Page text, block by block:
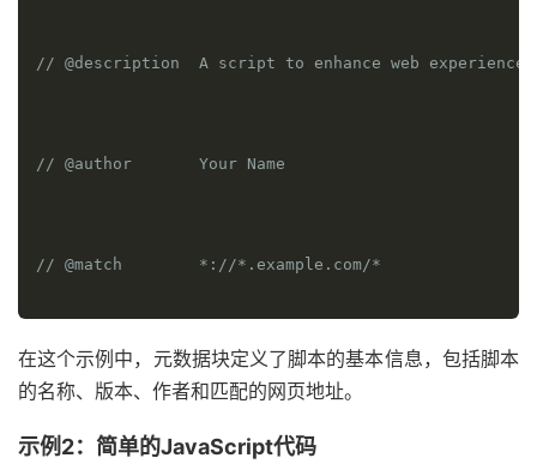
// @description  A script to enhance web experience
// @author       Your Name
// @match        *://*.example.com/*
// @grant        none
在这个示例中，元数据块定义了脚本的基本信息，包括脚本
的名称、版本、作者和匹配的网页地址。
示例2：简单的JavaScript代码